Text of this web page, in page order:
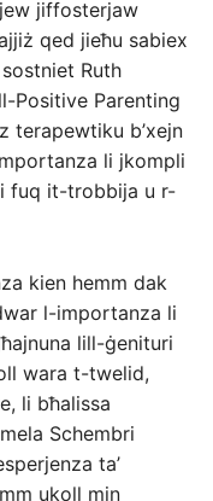
jiffosterjaw
qed jieħu sabiex
Ruth
Positive Parenting
terapewtiku b’xejn
li jkompli
fuq it-trobbija u r-
kien hemm dak
l-importanza li
lill-ġenituri
wara t-twelid,
li bħalissa
Schembri
ta’
ukoll min